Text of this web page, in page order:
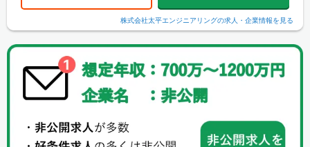
株式会社太平エンジニアリングの求人・企業情報を見る